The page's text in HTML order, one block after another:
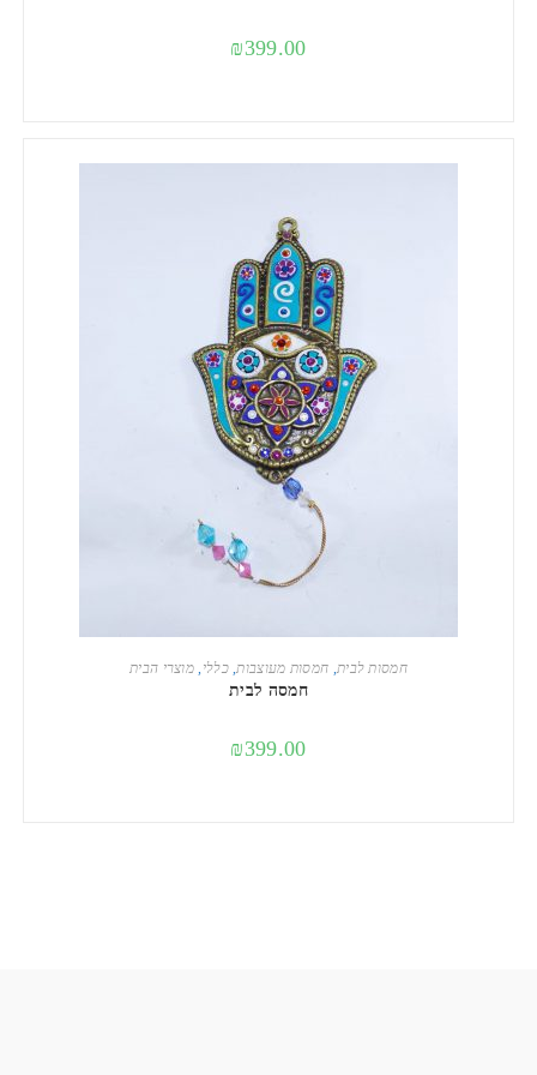
₪399.00
הוספה לסל חמסות לבית, חמסות מעוצבות,כללי, מוצרי הבית
חמסה לבית
₪399.00